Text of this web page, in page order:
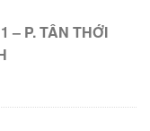
– P. TÂN THỚI